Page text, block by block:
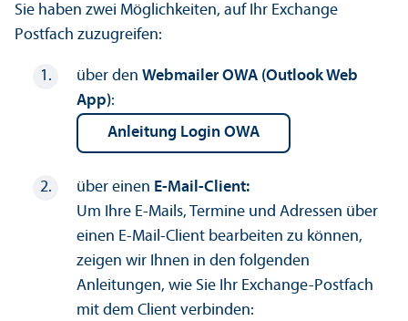
Sie haben zwei Möglichkeiten, auf Ihr Exchange
Postfach zuzugreifen:
über den Webmailer OWA (Outlook Web
App):
Anleitung Login OWA
über einen E-Mail-Client:
Um Ihre E-Mails, Termine und Adressen über
einen E-Mail-Client bearbeiten zu können,
zeigen wir Ihnen in den folgenden
Anleitungen, wie Sie Ihr Exchange-Postfach
mit dem Client verbinden: